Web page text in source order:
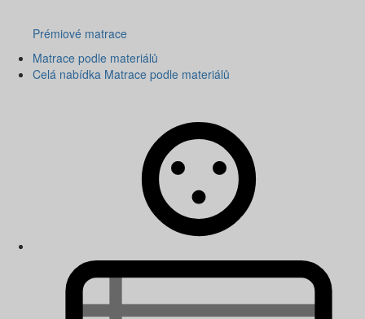
Prémiové matrace
Matrace podle materiálů
Celá nabídka Matrace podle materiálů